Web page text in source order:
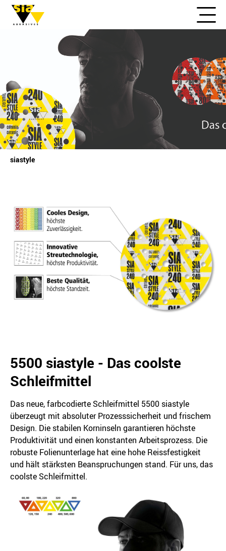
siastyle
5500 siastyle - Das coolste
Schleifmittel
Das neue, farbcodierte Schleifmittel 5500 siastyle
überzeugt mit absoluter Prozesssicherheit und frischem
Design. Die stabilen Korninseln garantieren höchste
Produktivität und einen konstanten Arbeitsprozess. Die
robuste Folienunterlage hat eine hohe Reissfestigkeit
und hält stärksten Beanspruchungen stand. Für uns, das
coolste Schleifmittel.